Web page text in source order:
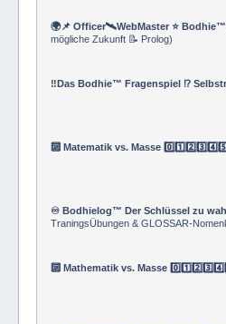
🌍📌 Officer🛰WebMaster ⭐️
mögliche Zukunft 📝 Prolog)
‼️Das Bodhie™ Fragenspiel ⁉️
🔟 Matematik vs. Masse
♾️ Bodhielog™ Der Schlüssel zu
TraningsÜbungen & GLOSSAR-
🔟 Mathematik vs. Masse